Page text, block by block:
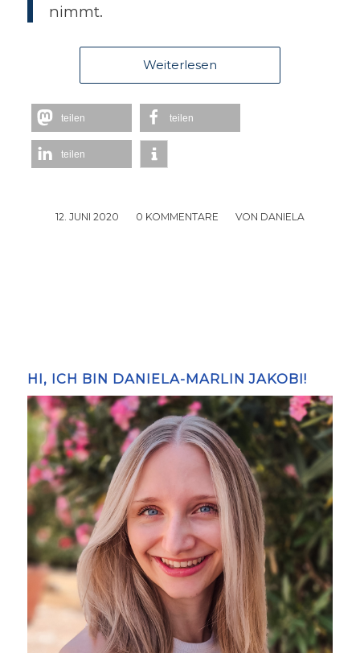
nimmt.
Weiterlesen
teilen teilen
teilen
12. JUNI 2020
/ 0 KOMMENTARE
/ VON DANIELA
HI, ICH BIN DANIELA-MARLIN JAKOBI!